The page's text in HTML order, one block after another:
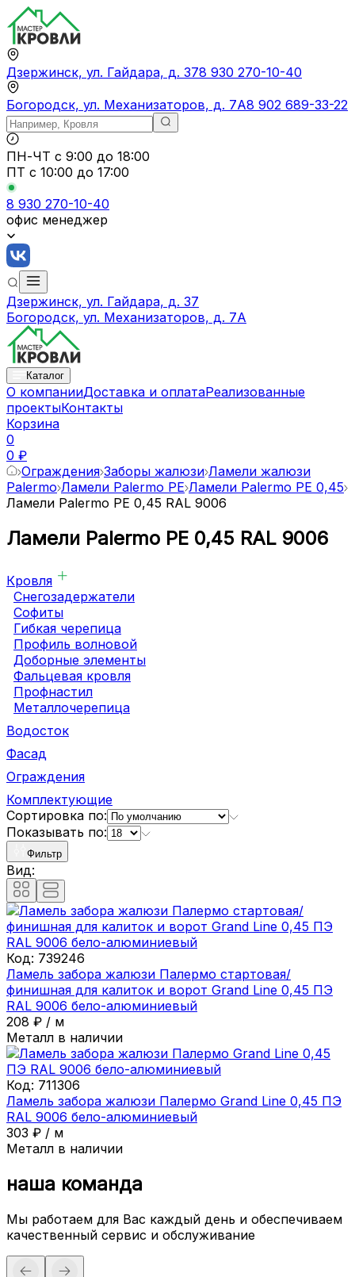
Дзержинск, ул. Гайдара, д. 378 930 270-10-40
Богородск, ул. Механизаторов, д. 7А8 902 689-33-22
ПН-ЧТ с 9:00 до 18:00
ПТ с 10:00 до 17:00
8 930 270-10-40
офис менеджер
Дзержинск, ул. Гайдара, д. 37
Богородск, ул. Механизаторов, д. 7А
Каталог
О компанииДоставка и оплатаРеализованные
проектыКонтакты
Корзина
0
0 ₽
Ограждения Заборы жалюзи Ламели жалюзи
Palermo Ламели Palermo PE Ламели Palermo PE 0,45
Ламели Palermo PE 0,45 RAL 9006
Ламели Palermo PE 0,45 RAL 9006
Кровля
Снегозадержатели
Софиты
Гибкая черепица
Профиль волновой
Доборные элементы
Фальцевая кровля
Профнастил
Металлочерепица
Водосток
Фасад
Ограждения
Комплектующие
Сортировка по:
Показывать по:
Фильтр
Вид:
Код: 739246
Ламель забора жалюзи Палермо стартовая/
финишная для калиток и ворот Grand Line 0,45 ПЭ
RAL 9006 бело-алюминиевый
208 ₽ / м
Металл в наличии
Код: 711306
Ламель забора жалюзи Палермо Grand Line 0,45 ПЭ
RAL 9006 бело-алюминиевый
303 ₽ / м
Металл в наличии
наша команда
Мы работаем для Вас каждый день и обеспечиваем
качественный сервис и обслуживание